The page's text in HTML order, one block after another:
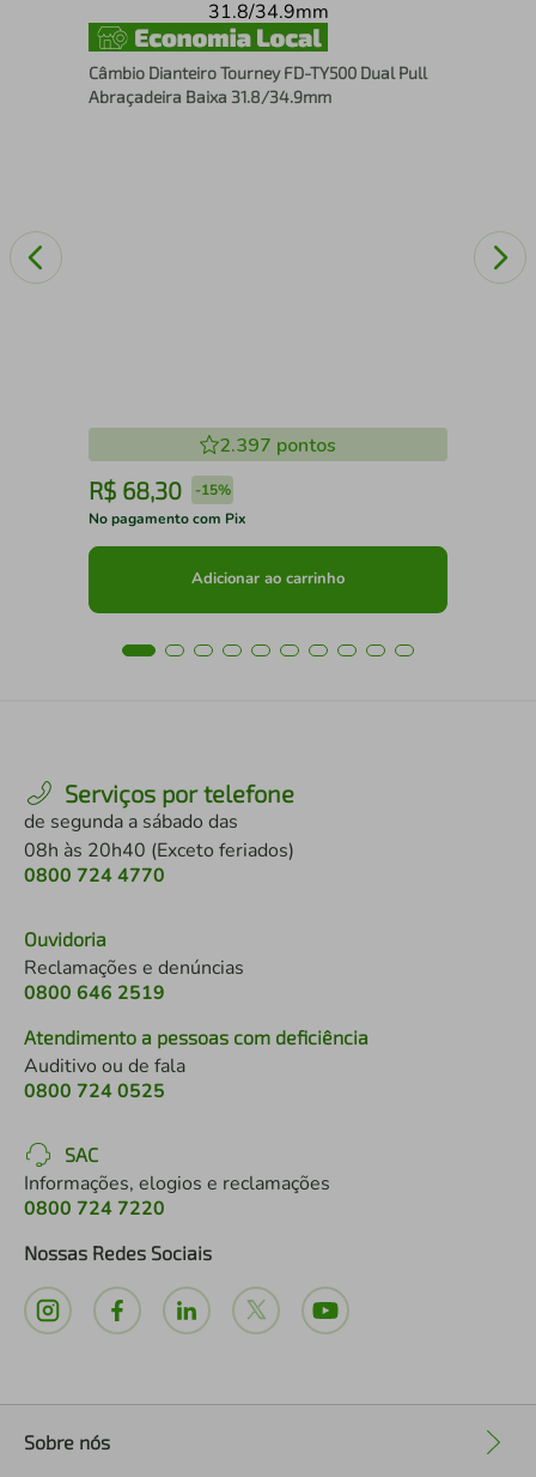
Câmbio Dianteiro Tourney FD-TY500 Dual Pull
Abraçadeira Baixa 31.8/34.9mm
2.397 pontos
R$ 68,30 -15%
No pagamento com Pix
Adicionar ao carrinho
Serviços por telefone
de segunda a sábado das
08h às 20h40 (Exceto feriados)
0800 724 4770
Ouvidoria
Reclamações e denúncias
0800 646 2519
Atendimento a pessoas com deficiência
Auditivo ou de fala
0800 724 0525
SAC
Informações, elogios e reclamações
0800 724 7220
Nossas Redes Sociais
Sobre nós